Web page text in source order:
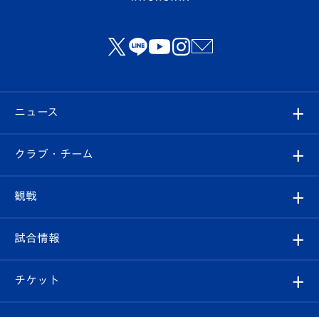
ニュース
すべて
クラブ
試合情報
クラブ・チーム
クラブ概要
エンブレム紹介
観戦
観戦ルール
はじめての観戦ガイド
試合情報
試合日程/結果
チケット